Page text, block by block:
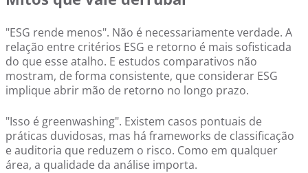
"ESG rende menos". Não é necessariamente verdade. A
relação entre critérios ESG e retorno é mais sofisticada
do que esse atalho. E estudos comparativos não
mostram, de forma consistente, que considerar ESG
implique abrir mão de retorno no longo prazo.
"Isso é greenwashing". Existem casos pontuais de
práticas duvidosas, mas há frameworks de classificação
e auditoria que reduzem o risco. Como em qualquer
área, a qualidade da análise importa.